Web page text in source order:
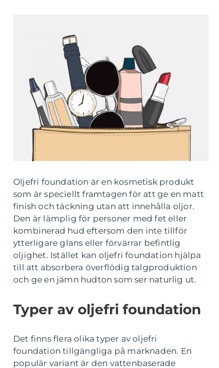
Oljefri foundation är en kosmetisk produkt
som är speciellt framtagen för att ge en matt
finish och täckning utan att innehålla oljor.
Den är lämplig för personer med fet eller
kombinerad hud eftersom den inte tillför
ytterligare glans eller förvärrar befintlig
oljighet. Istället kan oljefri foundation hjälpa
till att absorbera överflödig talgproduktion
och ge en jämn hudton som ser naturlig ut.
Typer av oljefri foundation
Det finns flera olika typer av oljefri
foundation tillgängliga på marknaden. En
populär variant är den vattenbaserade